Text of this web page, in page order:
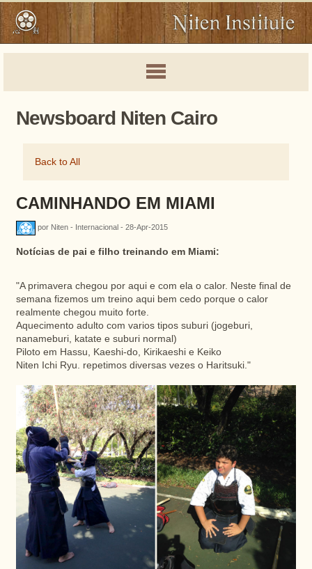
Newsboard Niten Cairo
Back to All
CAMINHANDO EM MIAMI
por Niten - Internacional - 28-Apr-2015
Notícias de pai e filho treinando em Miami:
"A primavera chegou por aqui e com ela o calor. Neste final de
semana fizemos um treino aqui bem cedo porque o calor
realmente chegou muito forte.
Aquecimento adulto com varios tipos suburi (jogeburi,
nanameburi, katate e suburi normal)
Piloto em Hassu, Kaeshi-do, Kirikaeshi e Keiko
Niten Ichi Ryu. repetimos diversas vezes o Haritsuki."